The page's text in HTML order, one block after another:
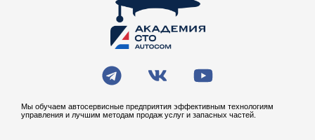
T
e
l
e
V
k
Y
o
u
t
Мы обучаем автосервисные предприятия эффективным технологиям
управления и лучшим методам продаж услуг и запасных частей.